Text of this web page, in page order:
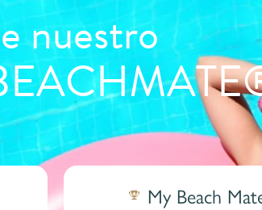
nuestro
My Beach